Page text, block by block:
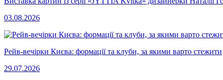
03.08.2026
Рейв-вечірки Києва: формації та клуби, за якими варто стежити
29.07.2026